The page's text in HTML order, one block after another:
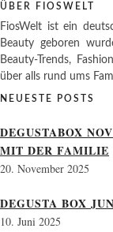
ÜBER FIOSWELT
FiosWelt ist ein
Beauty geboren
Beauty-Trends,
über alls rund ums
NEUESTE POSTS
DEGUSTABOX
MIT DER FAMILIE
20. November 2025
DEGUSTA BOX
10. Juni 2025